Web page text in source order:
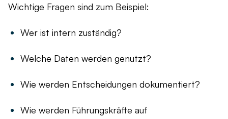
Wichtige Fragen sind zum Beispiel:
Wer ist intern zuständig?
Welche Daten werden genutzt?
Wie werden Entscheidungen dokumentiert?
Wie werden Führungskräfte auf